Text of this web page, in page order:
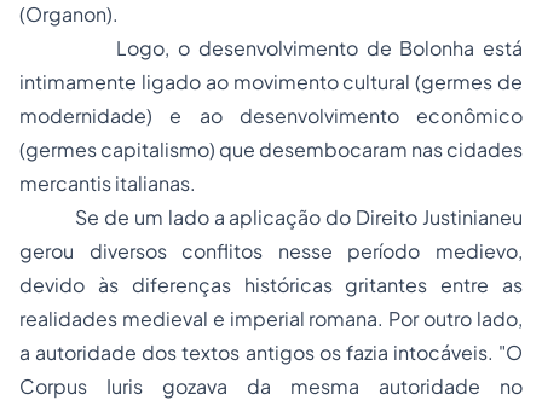
(Organon).
Logo, o desenvolvimento de Bolonha está
intimamente ligado ao movimento cultural (germes de
modernidade) e ao desenvolvimento econômico
(germes capitalismo) que desembocaram nas cidades
mercantis italianas.
Se de um lado a aplicação do Direito Justinianeu
gerou diversos conflitos nesse período medievo,
devido às diferenças históricas gritantes entre as
realidades medieval e imperial romana. Por outro lado,
a autoridade dos textos antigos os fazia intocáveis. "O
Corpus Iuris gozava da mesma autoridade no